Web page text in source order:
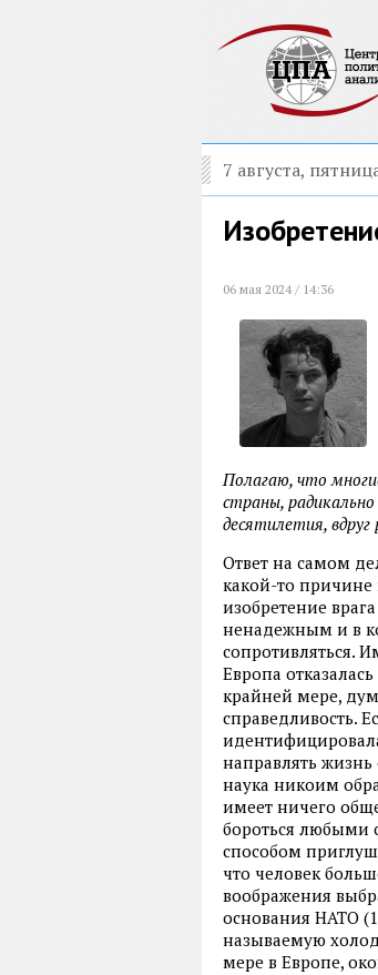
7 августа,
06 мая 2024 / 14:36
Полагаю, что
страны,
десятилетия,
Ответ на самом
какой-то
изобретение
ненадежным и в
сопротивляться.
Европа
крайней мере,
справедливость.
направлять
наука никоим
имеет ничего
бороться любыми
способом
что человек
воображения
основания НАТО
называемую
мере в Европе,